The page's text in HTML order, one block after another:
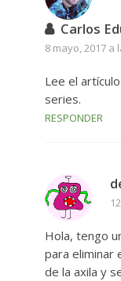
Carlos
8 mayo, 2017 a
Lee el
series.
RESPONDER
Hola, tengo
para eliminar
de la axila y